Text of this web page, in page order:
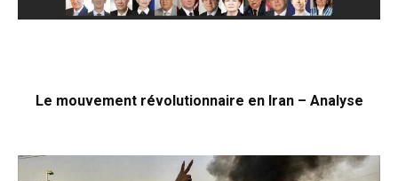
Le mouvement révolutionnaire en Iran – Analyse